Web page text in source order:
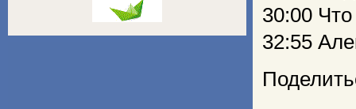
30:00
32:55